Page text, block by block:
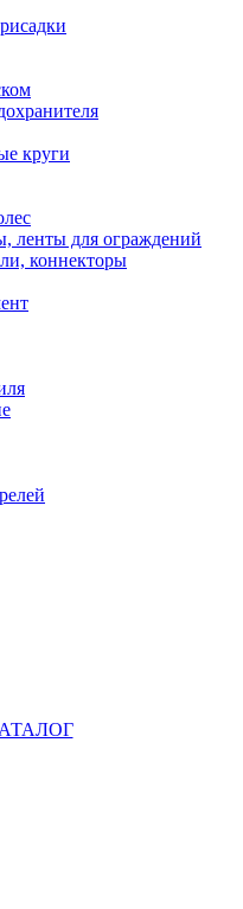
круги
ленты для ограждений
коннекторы